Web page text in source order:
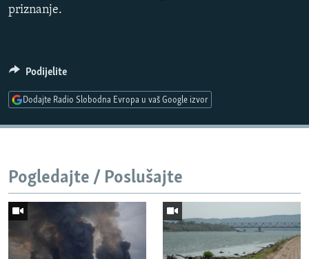
Auto 240p 360p
720p 1080p
priznanje.
Podijelite
Dodajte Radio Slobodna Evropa u vaš Google izvor
Pogledajte / Poslušajte